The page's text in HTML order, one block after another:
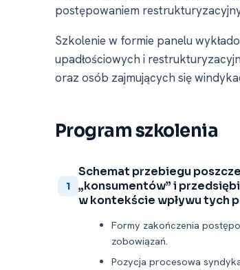
postępowaniem
Szkolenie w formie panelu
upadłościowych i
oraz osób zajmujących się
Program szkolenia
1
Schemat przebiegu
„konsumentów” i
w kontekście wpływu tych
Formy zakończenia
zobowiązań.
Pozycja procesowa